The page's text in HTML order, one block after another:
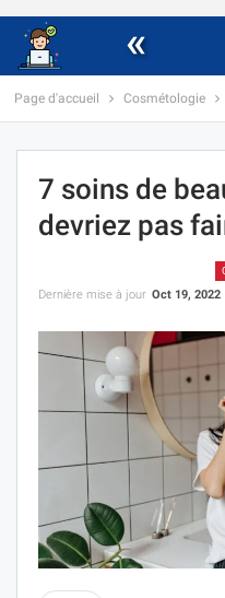
«
Page d'accueil Cosmétologie
7 soins de
devriez pas
Dernière mise à jour Oct 19, 2022